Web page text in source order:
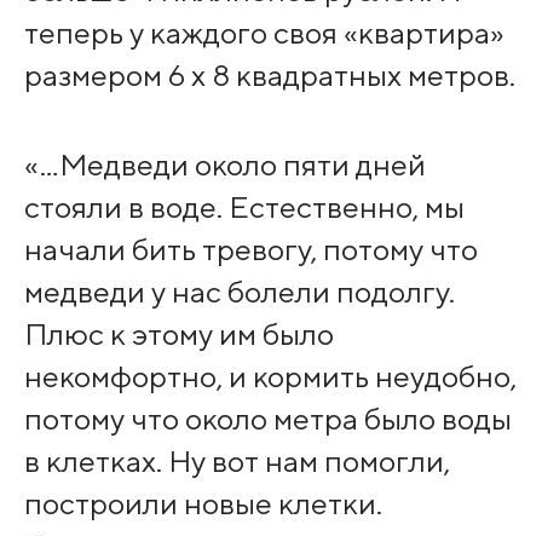
теперь у каждого своя «квартира»
размером 6 x 8 квадратных метров.
«…Медведи около пяти дней
стояли в воде. Естественно, мы
начали бить тревогу, потому что
медведи у нас болели подолгу.
Плюс к этому им было
некомфортно, и кормить неудобно,
потому что около метра было воды
в клетках. Ну вот нам помогли,
построили новые клетки.